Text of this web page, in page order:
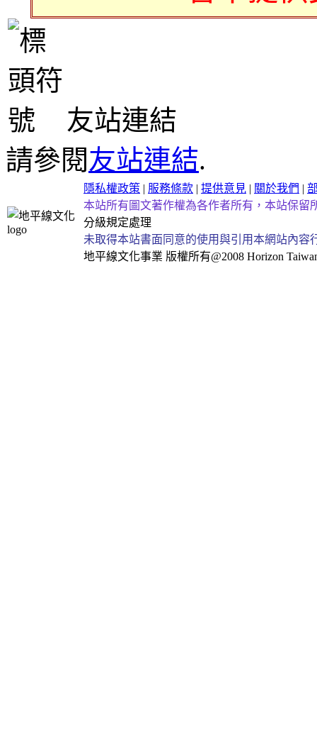
友站連結
請參閱友站連結.
隱私權政策 | 服務條款 | 提供意見 | 關於我們 |
本站所有圖文著作權為各作者所有，本站保留
分級規定處理
未取得本站書面同意的使用與引用本網站內
地平線文化事業 版權所有@2008 Horizon